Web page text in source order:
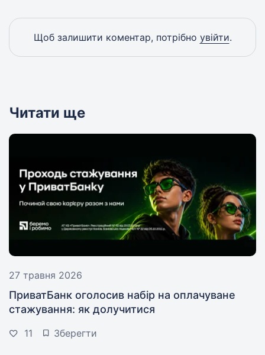
Щоб залишити коментар, потрібно увійти.
Читати ще
27 травня 2026
ПриватБанк оголосив набір на оплачуване
стажування: як долучитися
11 Зберегти